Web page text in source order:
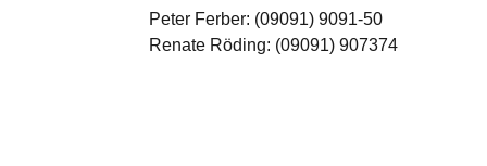
Peter Ferber: (09091) 9091-50
Renate Röding: (09091) 907374